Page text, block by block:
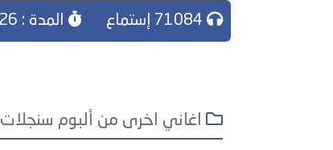
المدة : 06:26
اغاني اخرى من ألبوم سنجلات